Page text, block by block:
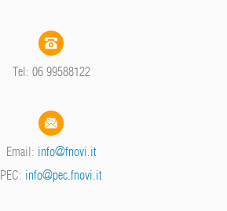
Tel: 06 99588122
Email: info@fnovi.it
PEC: info@pec.fnovi.it